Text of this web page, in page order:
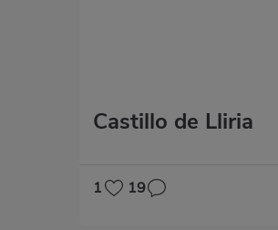
Castillo de Lliria
1 19